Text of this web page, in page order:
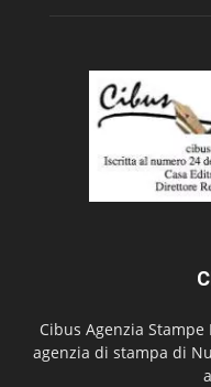
Cibus Agenzia
agenzia di stampa di